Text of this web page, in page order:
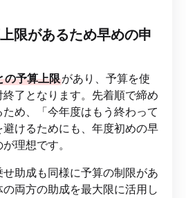
限があるため早めの申
の予算上限があり、予算を使
了となります。先着順で締め
め、「今年度はもう終わって
けるためにも、年度初めの早
理想です。
せ助成も同様に予算の制限があ
両方の助成を最大限に活用し